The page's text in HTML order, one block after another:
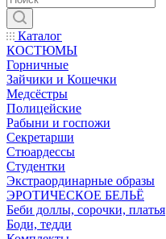
Каталог
КОСТЮМЫ
Горничные
Зайчики и Кошечки
Медсёстры
Полицейские
Рабыни и госпожи
Секретарши
Стюардессы
Студентки
Экстраординарные образы
ЭРОТИЧЕСКОЕ БЕЛЬЁ
Беби доллы, сорочки, платья
Боди, тедди